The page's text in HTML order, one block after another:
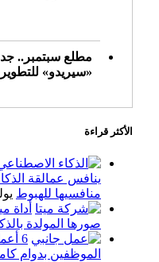
مطلع سبتمبر..
«سيريدو»
خلال يوليو..
الدولار
مستوياته في ستة
الأكثر قراءة
ينافس عمالقة
منافسيها للهبوط يوليو
أداة
صورها المولدة
6
الموظفين بدوام